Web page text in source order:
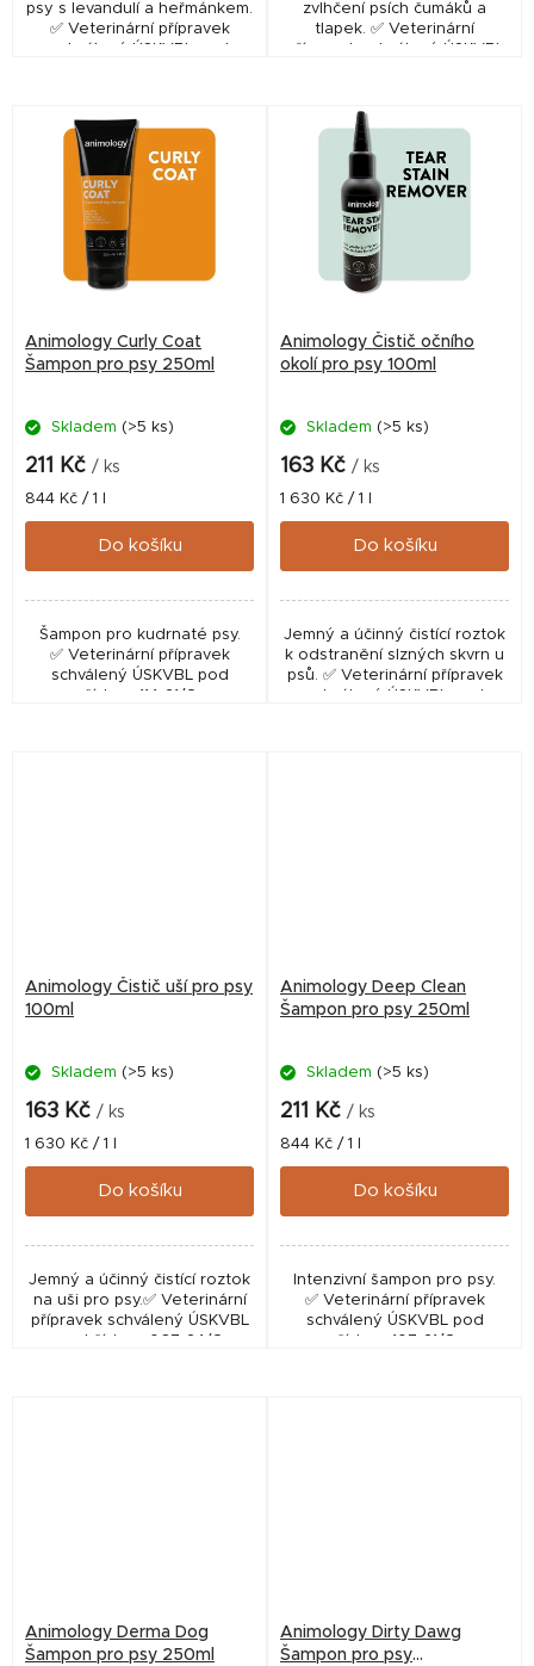
psy s levandulí a heřmánkem.
✅ Veterinární přípravek
zvlhčení psích čumáků a
tlapek. ✅ Veterinární
Animology Curly Coat
Šampon pro psy 250ml
Skladem (>5 ks)
211 Kč / ks
Měrná
cena:
844 Kč / 1 l
Do košíku
Šampon pro kudrnaté psy.
✅ Veterinární přípravek
schválený ÚSKVBL pod
číslem: 114-21/C
Animology Čistič očního
okolí pro psy 100ml
Skladem (>5 ks)
163 Kč / ks
Měrná
cena:
1 630 Kč / 1 l
Do košíku
Jemný a účinný čistící roztok
k odstranění slzných skvrn u
psů. ✅ Veterinární přípravek
schválený ÚSKVBL pod
Animology Čistič uší pro psy
100ml
Skladem (>5 ks)
163 Kč / ks
Měrná
cena:
1 630 Kč / 1 l
Do košíku
Jemný a účinný čistící roztok
na uši pro psy.✅ Veterinární
přípravek schválený ÚSKVBL
pod číslem: 067-24/C
Animology Deep Clean
Šampon pro psy 250ml
Skladem (>5 ks)
211 Kč / ks
Měrná
cena:
844 Kč / 1 l
Do košíku
Intenzivní šampon pro psy.
✅ Veterinární přípravek
schválený ÚSKVBL pod
číslem: 107-21/C
Animology Derma Dog
Šampon pro psy 250ml
Animology Dirty Dawg
Šampon pro psy